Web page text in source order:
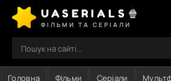
UASERIALS🍿
ФІЛЬМИ ТА СЕРІАЛИ
Головна Фільми Серіали